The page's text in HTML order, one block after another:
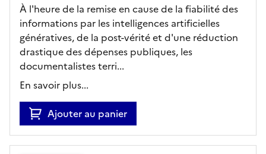
À l'heure de la remise en cause de la fiabilité des
informations par les intelligences artificielles
génératives, de la post-vérité et d'une réduction
drastique des dépenses publiques, les
documentalistes terri...
En savoir plus...
Ajouter au panier